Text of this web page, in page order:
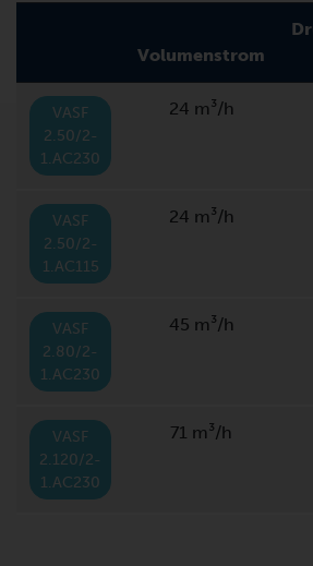
Volumenstrom
VASF
2.50/2-
1.AC230
24 m³/h
VASF
2.50/2-
1.AC115
24 m³/h
VASF
2.80/2-
1.AC230
45 m³/h
VASF
2.120/2-
1.AC230
71 m³/h